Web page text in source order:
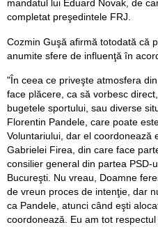
mandatul lui Eduard Novak, de
completat preşedintele FRJ.
Cozmin Guşă afirmă totodată că
anumite sfere de influenţă în
"În ceea ce priveşte atmosfera
face plăcere, ca să vorbesc
bugetele sportului, sau diverse
Florentin Pandele, care poate
Voluntariului, dar el coordonează
Gabrielei Firea, din care face
consilier general din partea PSD-
Bucureşti. Nu vreau, Doamne
de vreun proces de intenţie, dar
ca Pandele, atunci când eşti
coordonează. Eu am tot